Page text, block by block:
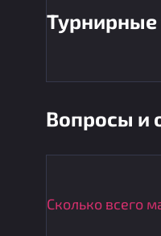
Вопросы и
Сколько всего